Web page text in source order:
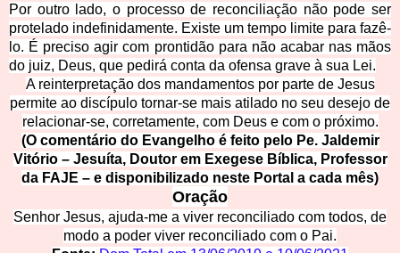
Por outro lado, o processo de reconciliação não pode ser
protelado indefinidamente. Existe um tempo limite para fazê-
lo. É precisoagir com prontidão para não acabar nas mãos
do juiz, Deus, que pedirá conta da ofensa grave à sua Lei.
A reinterpretação dos mandamentos por parte de Jesus
permite ao discípulo tornar-se mais atilado no seu desejo de
relacionar-se, corretamente, com Deus e com o próximo.
(O comentário do Evangelho é feito pelo Pe. Jaldemir
Vitório – Jesuíta, Doutor em Exegese Bíblica, Professor
da FAJE – e disponibilizado neste Portal a cada mês)
Oração
Senhor Jesus, ajuda-me a viver reconciliado com todos, de
modo a poder viver reconciliado com o Pai.